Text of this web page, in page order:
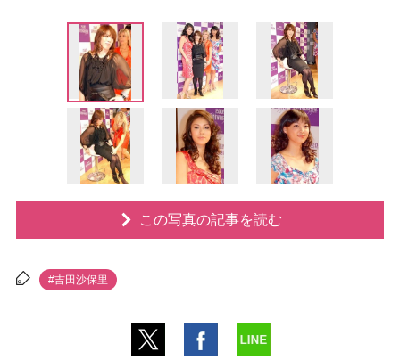
この写真の記事を読む
#吉田沙保里